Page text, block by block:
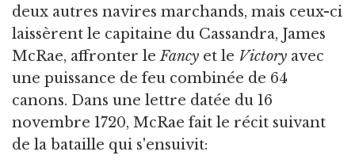
deux autres navires marchands, mais ceux-ci
laissèrent le capitaine du Cassandra, James
McRae, affronter leFancy et le Victory avec
une puissance de feu combinée de 64
canons. Dans une lettre datée du 16
novembre 1720, McRae fait le récit suivant
de la bataille qui s'ensuivit: